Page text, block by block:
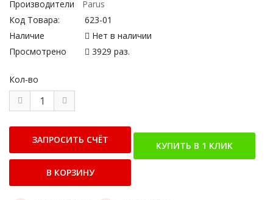
Производители
Parus
Код Товара:
623-01
Наличие
Нет в наличии
Просмотрено
3929 раз.
Кол-во